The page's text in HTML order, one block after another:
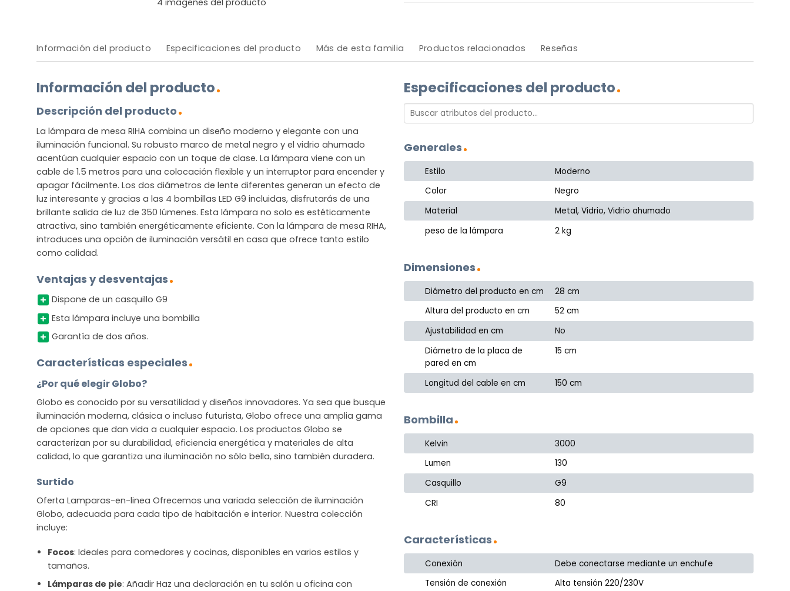
Información del producto Especificaciones del producto Más de esta familia Productos relacionados Reseñas
Información del producto
Descripción del producto
La lámpara de mesa RIHA combina un diseño moderno y elegante con una
iluminación funcional. Su robusto marco de metal negro y el vidrio ahumado
acentúan cualquier espacio con un toque de clase. La lámpara viene con un
cable de 1.5 metros para una colocación flexible y un interruptor para encender y
apagar fácilmente. Los dos diámetros de lente diferentes generan un efecto de
luz interesante y gracias a las 4 bombillas LED G9 incluidas, disfrutarás de una
brillante salida de luz de 350 lúmenes. Esta lámpara no solo es estéticamente
atractiva, sino también energéticamente eficiente. Con la lámpara de mesa RIHA,
introduces una opción de iluminación versátil en casa que ofrece tanto estilo
como calidad.
Ventajas y desventajas
Dispone de un casquillo G9
Esta lámpara incluye una bombilla
Garantía de dos años.
Características especiales
¿Por qué elegir Globo?
Globo es conocido por su versatilidad y diseños innovadores. Ya sea que busque
iluminación moderna, clásica o incluso futurista, Globo ofrece una amplia gama
de opciones que dan vida a cualquier espacio. Los productos Globo se
caracterizan por su durabilidad, eficiencia energética y materiales de alta
calidad, lo que garantiza una iluminación no sólo bella, sino también duradera.
Surtido
Oferta Lamparas-en-linea Ofrecemos una variada selección de iluminación
Globo, adecuada para cada tipo de habitación e interior. Nuestra colección
incluye:
Focos: Ideales para comedores y cocinas, disponibles en varios estilos y
tamaños.
Lámparas de pie: Añadir Haz una declaración en tu salón u oficina con
Especificaciones del producto
Generales
Estilo
Moderno
Color
Negro
Material
Metal, Vidrio, Vidrio ahumado
peso de la lámpara
2 kg
Dimensiones
Diámetro del producto en cm
28 cm
Altura del producto en cm
52 cm
Ajustabilidad en cm
No
Diámetro de la placa de
pared en cm
15 cm
Longitud del cable en cm 150 cm
Bombilla
Kelvin
3000
Lumen
130
Casquillo
G9
CRI
80
Características
Conexión
Debe conectarse mediante un enchufe
Tensión de conexión
Alta tensión 220/230V